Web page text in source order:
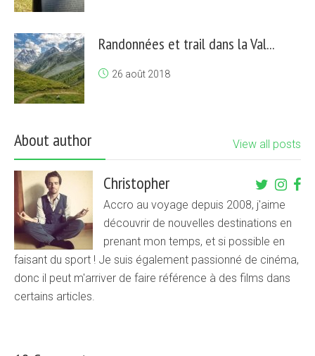
Randonnées et trail dans la Val...
26 août 2018
About author View all posts
Christopher
Accro au voyage depuis 2008, j'aime
découvrir de nouvelles destinations en
prenant mon temps, et si possible en
faisant du sport ! Je suis également passionné de cinéma,
donc il peut m'arriver de faire référence à des films dans
certains articles.